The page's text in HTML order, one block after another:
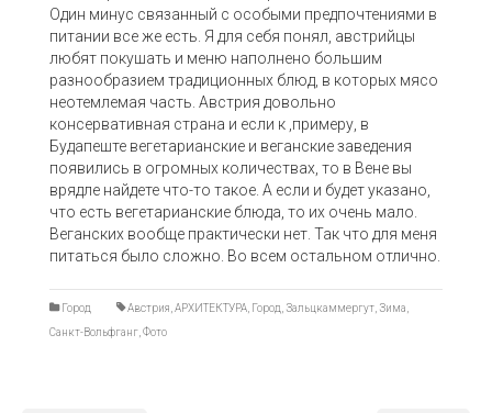
Один минус связанный с особыми предпочтениями в
питании все же есть. Я для себя понял, австрийцы
любят покушать и меню наполнено большим
разнообразием традиционных блюд, в которых мясо
неотемлемая часть. Австрия довольно
консервативная страна и если к ,примеру, в
Будапеште вегетарианские и веганские заведения
появились в огромных количествах, то в Вене вы
врядле найдете что-то такое. А если и будет указано,
что есть вегетарианские блюда, то их очень мало.
Веганских вообще практически нет. Так что для меня
питаться было сложно. Во всем остальном отлично.
Город Австрия АРХИТЕКТУРА Город Зальцкаммергут Зима
Санкт-Вольфганг Фото